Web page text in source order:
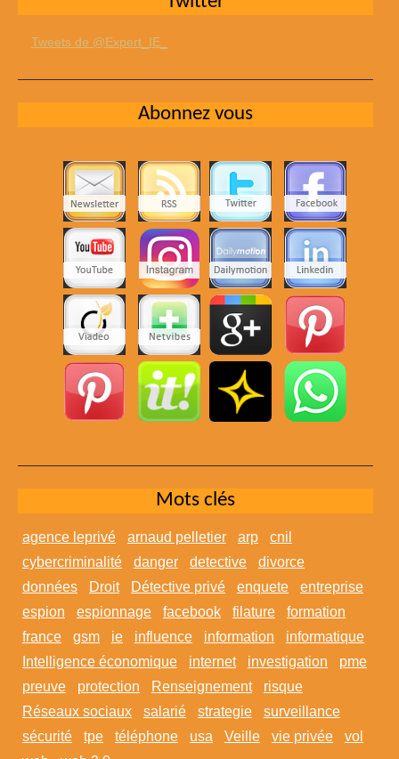
Tweets de @Expert_IE_
Abonnez vous
Mots clés
agence leprivé arnaud pelletier arp
cnil
cybercriminalité
danger detective
divorce
données
Droit Détective privé enquete
entreprise
espion
espionnage facebook filature
formation
france
gsm ie influence information
informatique
Intelligence économique
internet investigation
pme
preuve
protection Renseignement
risque
Réseaux sociaux
salarié strategie
surveillance
sécurité
tpe téléphone usa Veille vie privée
vol